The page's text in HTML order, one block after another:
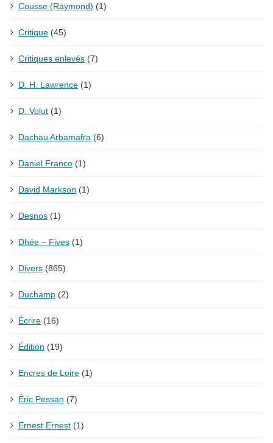
Cousse (Raymond) (1)
Critique (45)
Critiques enlevés (7)
D. H. Lawrence (1)
D. Volut (1)
Dachau Arbamafra (6)
Daniel Franco (1)
David Markson (1)
Desnos (1)
Dhée – Fives (1)
Divers (865)
Duchamp (2)
Écrire (16)
Édition (19)
Encres de Loire (1)
Éric Pessan (7)
Ernest Ernest (1)